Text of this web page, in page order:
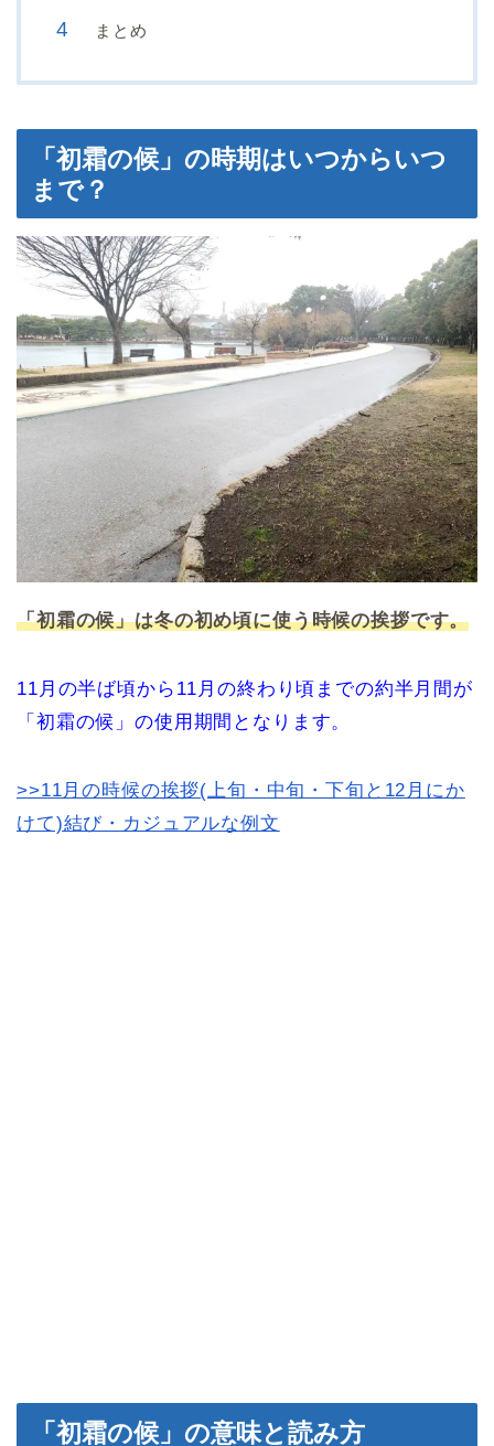
まとめ
「初霜の候」の時期はいつからいつ
まで？
「初霜の候」は冬の初め頃に使う時候の挨拶です。
11月の半ば頃から11月の終わり頃までの約半月間が
「初霜の候」の使用期間となります。
>>11月の時候の挨拶(上旬・中旬・下旬と12月にか
けて)結び・カジュアルな例文
「初霜の候」の意味と読み方